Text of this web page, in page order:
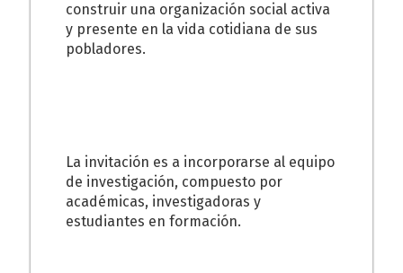
construir una organización social activa
y presente en la vida cotidiana de sus
pobladores.
La invitación es a incorporarse al equipo
de investigación, compuesto por
académicas, investigadoras y
estudiantes en formación.